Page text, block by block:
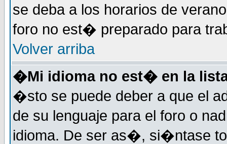
se deba a los horarios de
foro no est� preparado para
Volver arriba
�Mi idioma no est� en la
�sto se puede deber a que el
de su lenguaje para el foro o
idioma. De ser as�, si�ntase